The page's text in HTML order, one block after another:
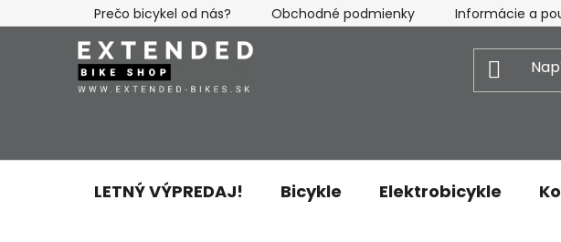
na
Prečo bicykel od nás? Obchodné podmienky Informácie a
LETNÝ VÝPREDAJ! Bicykle Elektrobicykle